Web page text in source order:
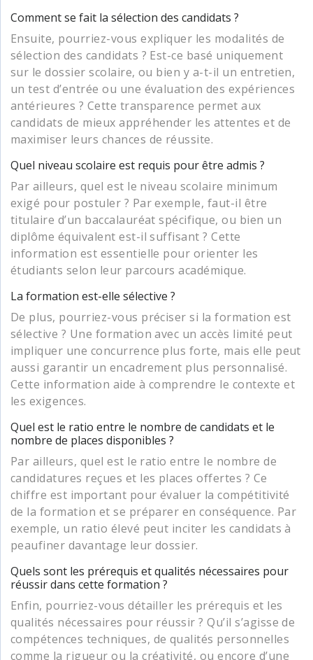
Comment se fait la sélection des candidats ?
Ensuite, pourriez-vous expliquer les modalités de
sélection des candidats ? Est-ce basé uniquement
sur le dossier scolaire, ou bien y a-t-il un entretien,
un test d’entrée ou une évaluation des expériences
antérieures ? Cette transparence permet aux
candidats de mieux appréhender les attentes et de
maximiser leurs chances de réussite.
Quel niveau scolaire est requis pour être admis ?
Par ailleurs, quel est le niveau scolaire minimum
exigé pour postuler ? Par exemple, faut-il être
titulaire d’un baccalauréat spécifique, ou bien un
diplôme équivalent est-il suffisant ? Cette
information est essentielle pour orienter les
étudiants selon leur parcours académique.
La formation est-elle sélective ?
De plus, pourriez-vous préciser si la formation est
sélective ? Une formation avec un accès limité peut
impliquer une concurrence plus forte, mais elle peut
aussi garantir un encadrement plus personnalisé.
Cette information aide à comprendre le contexte et
les exigences.
Quel est le ratio entre le nombre de candidats et le
nombre de places disponibles ?
Par ailleurs, quel est le ratio entre le nombre de
candidatures reçues et les places offertes ? Ce
chiffre est important pour évaluer la compétitivité
de la formation et se préparer en conséquence. Par
exemple, un ratio élevé peut inciter les candidats à
peaufiner davantage leur dossier.
Quels sont les prérequis et qualités nécessaires pour
réussir dans cette formation ?
Enfin, pourriez-vous détailler les prérequis et les
qualités nécessaires pour réussir ? Qu’il s’agisse de
compétences techniques, de qualités personnelles
comme la rigueur ou la créativité, ou encore d’une